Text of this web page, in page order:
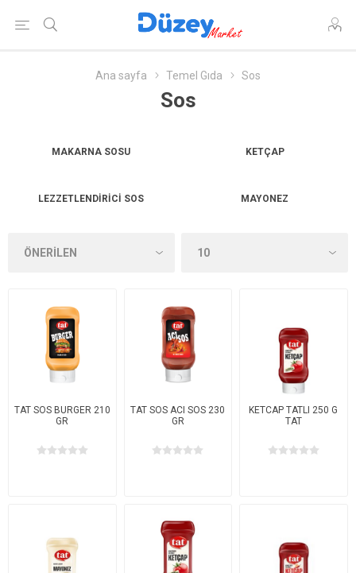
Ana sayfa Temel Gıda Sos
Sos
MAKARNA SOSU KETÇAP
LEZZETLENDIRICI SOS MAYONEZ
TAT SOS BURGER 210
GR
TAT SOS ACI SOS 230
GR
KETCAP TATLI 250 G
TAT